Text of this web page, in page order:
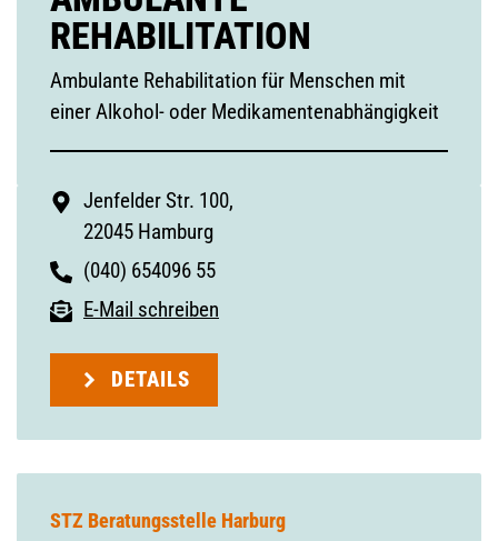
REHABILITATION
Ambulante Rehabilitation für Menschen mit
einer Alkohol- oder Medikamentenabhängigkeit
Jenfelder Str. 100,
22045 Hamburg
(040) 654096 55
E-Mail schreiben
DETAILS
STZ Beratungsstelle Harburg